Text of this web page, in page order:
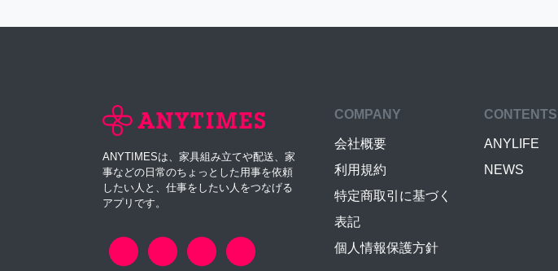
ANYTIMESは、家具組み立てや配送、家
事などの日常のちょっとした用事を依頼
したい人と、仕事をしたい人をつなげる
アプリです。
COMPANY
会社概要
利用規約
特定商取引に基づく
表記
個人情報保護方針
CONTENTS
ANYLIFE
NEWS